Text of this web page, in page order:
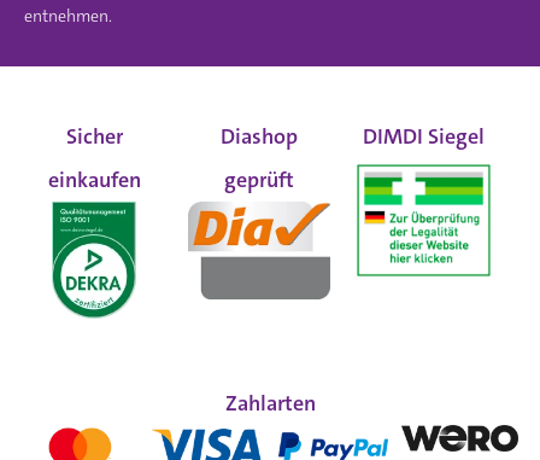
entnehmen.
Sicher
einkaufen
Diashop
geprüft
DIMDI Siegel
Zahlarten